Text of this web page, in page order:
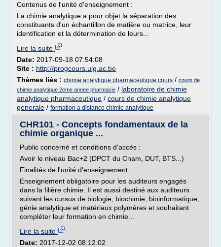
Contenus de l'unité d'enseignement :
La chimie analytique a pour objet la séparation des
constituants d'un échantillon de matière ou matrice, leur
identification et la détermination de leurs...
Lire la suite
Date: 2017-09-18 07:54:08
Site : http://progcours.ulg.ac.be
Thèmes liés : chimie analytique pharmaceutique cours / cours de
chimie analytique 2eme annee pharmacie / laboratoire de chimie
analytique pharmaceutique / cours de chimie analytique
generale / formation a distance chimie analytique
CHR101 - Concepts fondamentaux de la
chimie organique ...
Public concerné et conditions d'accès :
Avoir le niveau Bac+2 (DPCT du Cnam, DUT, BTS...)
Finalités de l'unité d'enseignement :
Enseignement obligatoire pour les auditeurs engagés
dans la filière chimie. Il est aussi destiné aux auditeurs
suivant les cursus de biologie, biochimie, bioinformatique,
génie analytique et matériaux polymères et souhaitant
compléter leur formation en chimie...
Lire la suite
Date: 2017-12-02 08:12:02